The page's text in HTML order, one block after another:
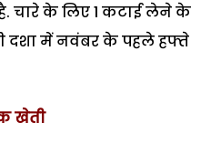
चारे के लिए 1 कटाई लेने के
दशा में नवंबर के पहले हफ्ते
खेती